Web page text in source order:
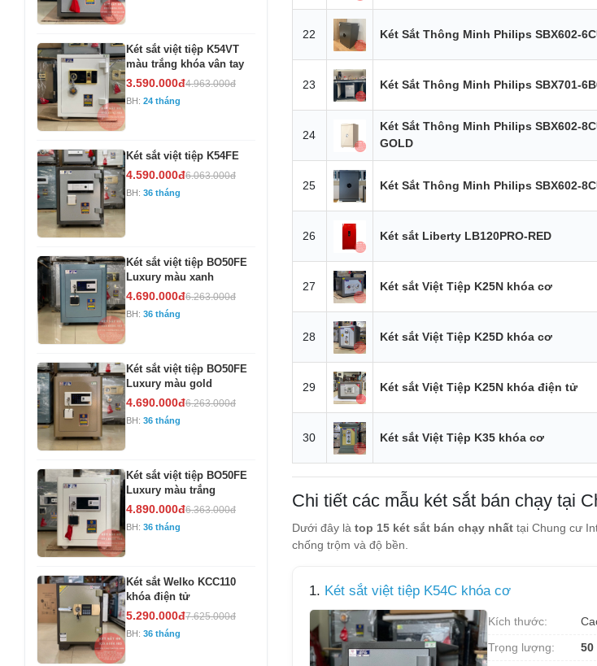
Két sắt việt tiệp K54VT
màu trắng khóa vân tay
3.590.000đ4.963.000đ
BH: 24 tháng
Két sắt việt tiệp K54FE
4.590.000đ6.063.000đ
BH: 36 tháng
Két sắt việt tiệp BO50FE
Luxury màu xanh
4.690.000đ6.263.000đ
BH: 36 tháng
Két sắt việt tiệp BO50FE
Luxury màu gold
4.690.000đ6.263.000đ
BH: 36 tháng
Két sắt việt tiệp BO50FE
Luxury màu trắng
4.890.000đ6.363.000đ
BH: 36 tháng
Két sắt Welko KCC110
khóa điện tử
5.290.000đ7.625.000đ
BH: 36 tháng
22 Két Sắt Thông Minh Philips SBX602-
23 Két Sắt Thông Minh Philips SBX701-
24
Két Sắt Thông Minh Philips SBX602-
GOLD
25 Két Sắt Thông Minh Philips SBX602-
26 Két sắt Liberty LB120PRO-RED
27 Két sắt Việt Tiệp K25N khóa cơ
28 Két sắt Việt Tiệp K25D khóa cơ
29 Két sắt Việt Tiệp K25N khóa điện tử
30 Két sắt Việt Tiệp K35 khóa cơ
Chi tiết các mẫu két sắt bán chạy tại
Dưới đây là top 15 két sắt bán chạy nhấttại Chung cư
chống trộm và độ bền.
1. Két sắt việt tiệp K54C khóa cơ
Kích thước:
Trọng lượng:
50